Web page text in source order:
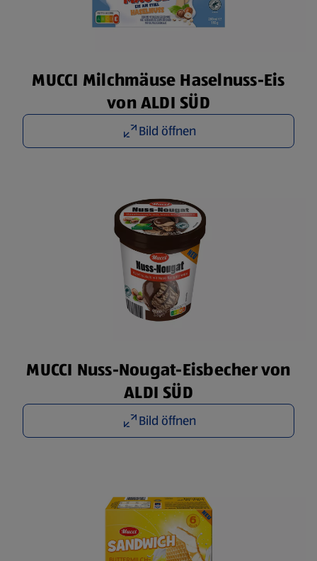
MUCCI Milchmäuse Haselnuss-Eis
von ALDI SÜD
Bild öffnen
MUCCI Nuss-Nougat-Eisbecher von
ALDI SÜD
Bild öffnen